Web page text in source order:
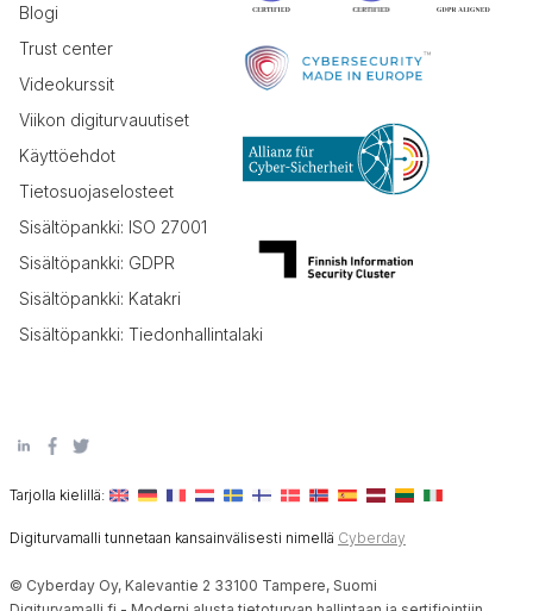
Blogi
Trust center
Videokurssit
Viikon digiturvauutiset
Käyttöehdot
Tietosuojaselosteet
Sisältöpankki: ISO 27001
Sisältöpankki: GDPR
Sisältöpankki: Katakri
Sisältöpankki: Tiedonhallintalaki
Tarjolla kielillä:
Digiturvamalli tunnetaan kansainvälisesti nimellä Cyberday
© Cyberday Oy, Kalevantie 2 33100 Tampere, Suomi